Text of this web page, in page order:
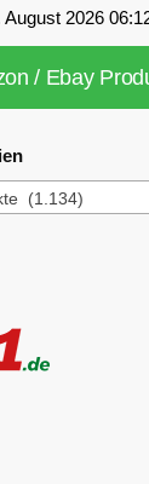
2026
/ Ebay
(1.134)